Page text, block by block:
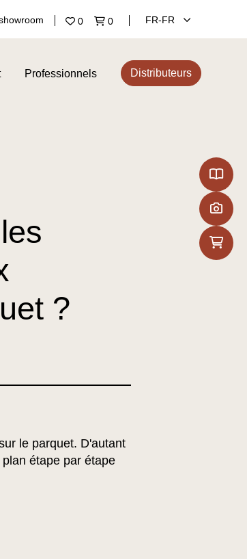
0 0 FR‑FR
Professionnels Distributeurs
?
le parquet. D'autant
étape par étape